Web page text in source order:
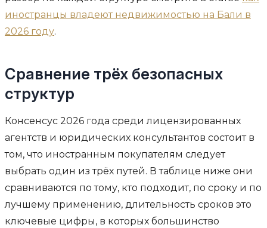
иностранцы владеют недвижимостью на Бали в
2026 году.
Сравнение трёх безопасных
структур
Консенсус 2026 года среди лицензированных
агентств и юридических консультантов состоит в
том, что иностранным покупателям следует
выбрать один из трёх путей. В таблице ниже они
сравниваются по тому, кто подходит, по сроку и по
лучшему применению, длительность сроков это
ключевые цифры, в которых большинство